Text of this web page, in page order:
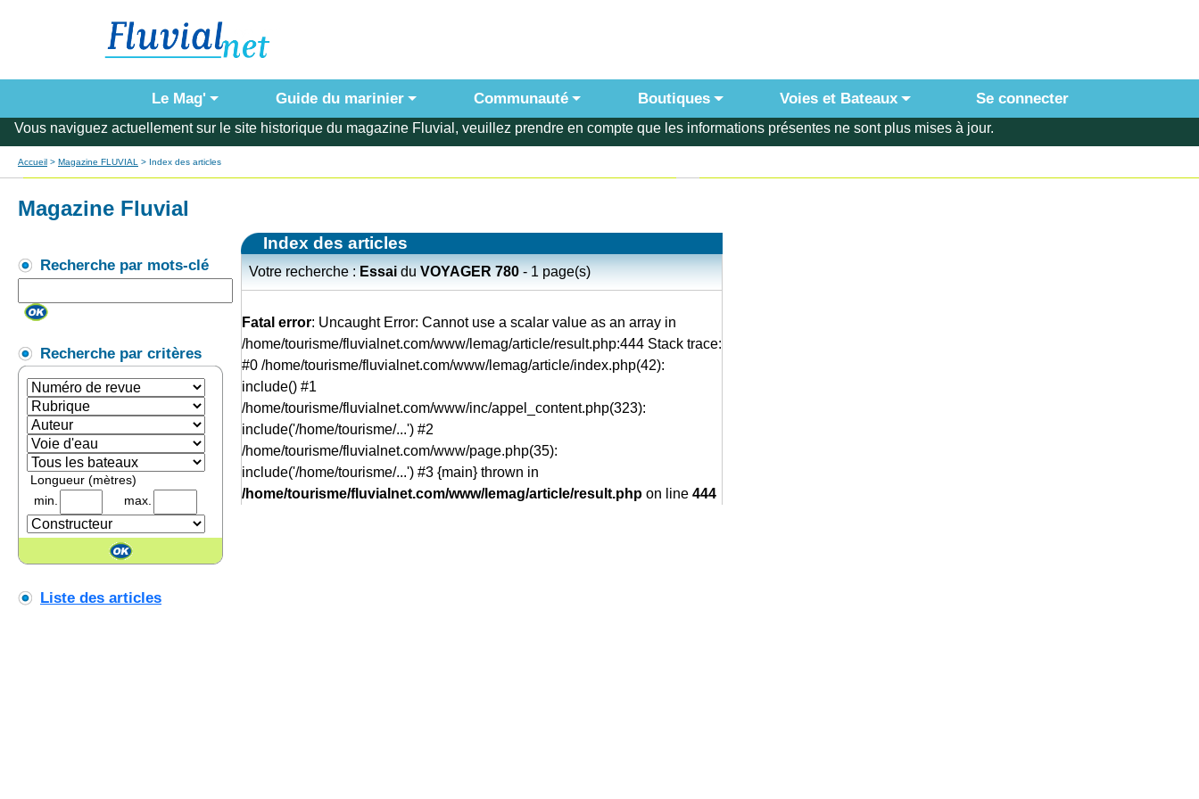
Le Mag' Guide du marinier Communauté Boutiques Voies et Bateaux Se connecter
Vous naviguez actuellement sur le site historique du magazine Fluvial, veuillez prendre en compte que les informations présentes ne sont plus mises à jour.
Accueil > Magazine FLUVIAL > Index des articles
Magazine Fluvial
Recherche par mots-clé
Recherche par critères
Longueur (mètres)
min.
max.
Liste des articles
Index des articles
Votre recherche : Essai du VOYAGER 780 - 1 page(s)
Fatal error: Uncaught Error: Cannot use a scalar value as an array in
/home/tourisme/fluvialnet.com/www/lemag/article/result.php:444 Stack trace:
#0 /home/tourisme/fluvialnet.com/www/lemag/article/index.php(42):
include() #1
/home/tourisme/fluvialnet.com/www/inc/appel_content.php(323):
include('/home/tourisme/...') #2
/home/tourisme/fluvialnet.com/www/page.php(35):
include('/home/tourisme/...') #3 {main} thrown in
/home/tourisme/fluvialnet.com/www/lemag/article/result.php on line 444